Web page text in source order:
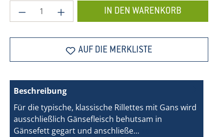
Produkt Anzahl: Gib den gewünschten
IN DEN WARENKORB
AUF DIE MERKLISTE
Beschreibung
Für die typische, klassische Rillettes mit Gans wird
ausschließlich Gänsefleisch behutsam in
Gänsefett gegart und anschließe…